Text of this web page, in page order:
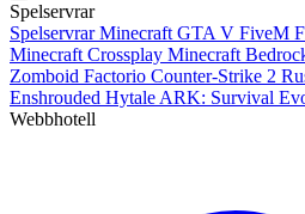
Spelservrar
SpelservrarMinecraft GTA V FiveM
Minecraft Crossplay Minecraft
Zomboid Factorio Counter-Strike 2
Enshrouded Hytale ARK: Survival
Webbhotell